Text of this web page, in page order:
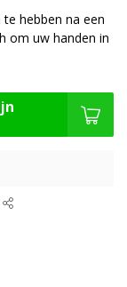
hebben na een
om uw handen in